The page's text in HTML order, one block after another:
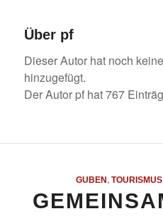
Über pf
Dieser Autor hat noch
hinzugefügt.
Der Autor pfhat 767
GUBEN , TOURISMUS